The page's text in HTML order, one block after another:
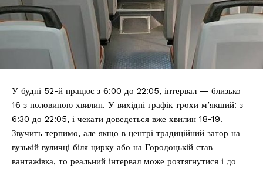
У будні 52-й працює з 6:00 до 22:05, інтервал — близько
16 з половиною хвилин. У вихідні графік трохи м’якший: з
6:30 до 22:05, і чекати доведеться вже хвилин 18-19.
Звучить терпимо, але якщо в центрі традиційний затор на
вузькій вуличці біля цирку або на Городоцькій став
вантажівка, то реальний інтервал може розтягнутися і до